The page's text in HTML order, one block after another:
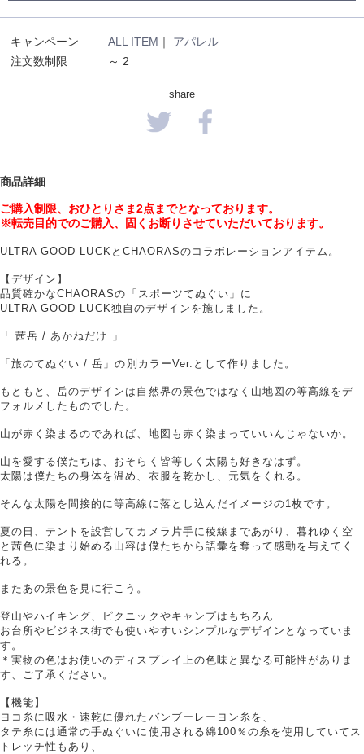
キャンペーン ALL ITEM ｜ アパレル
注文数制限
～ 2
share
商品詳細
ご購入制限、おひとりさま2点までとなっております。
※転売目的でのご購入、固くお断りさせていただいております。
ULTRA GOOD LUCKとCHAORASのコラボレーションアイテム。
【デザイン】
品質確かなCHAORASの「スポーツてぬぐい」に
ULTRA GOOD LUCK独自のデザインを施しました。
「 茜岳 / あかねだけ 」
「旅のてぬぐい / 岳」の別カラーVer.として作りました。
もともと、岳のデザインは自然界の景色ではなく山地図の等高線をデ
フォルメしたものでした。
山が赤く染まるのであれば、地図も赤く染まっていいんじゃないか。
山を愛する僕たちは、おそらく皆等しく太陽も好きなはず。
太陽は僕たちの身体を温め、衣服を乾かし、元気をくれる。
そんな太陽を間接的に等高線に落とし込んだイメージの1枚です。
夏の日、テントを設営してカメラ片手に稜線まであがり、暮れゆく空
と茜色に染まり始める山容は僕たちから語彙を奪って感動を与えてく
れる。
またあの景色を見に行こう。
登山やハイキング、ピクニックやキャンプはもちろん
お台所やビジネス街でも使いやすいシンプルなデザインとなっていま
す。
＊実物の色はお使いのディスプレイ上の色味と異なる可能性がありま
す、ご了承ください。
【機能】
ヨコ糸に吸水・速乾に優れたバンブーレーヨン糸を、
タテ糸には通常の手ぬぐいに使用される綿100％の糸を使用していてス
トレッチ性もあり、